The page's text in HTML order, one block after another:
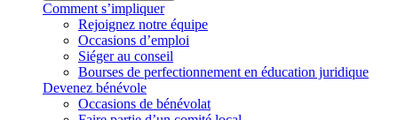
Comment s’impliquer
Rejoignez notre équipe
Occasions d’emploi
Siéger au conseil
Bourses de perfectionnement en éducation juridique
Devenez bénévole
Occasions de bénévolat